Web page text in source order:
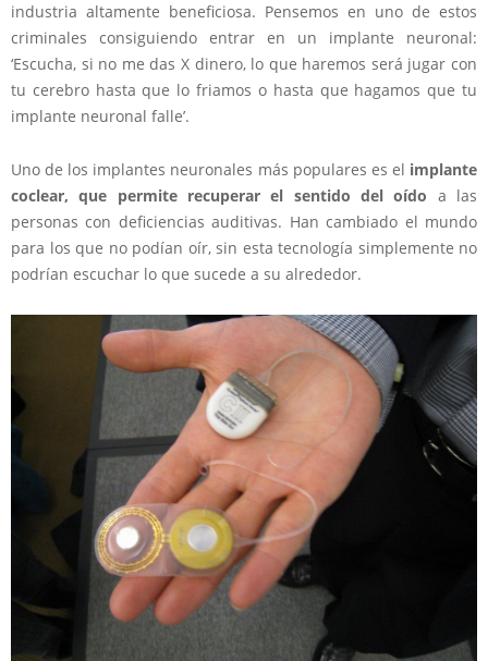
industria altamente beneficiosa. Pensemos en uno de estos
criminales consiguiendo entrar en un implante neuronal:
‘Escucha, si no me das X dinero, lo que haremos será jugar con
tu cerebro hasta que lo friamos o hasta que hagamos que tu
implante neuronal falle’.
Uno de los implantes neuronales más populares es el implante
coclear, que permite recuperar el sentido del oído a las
personas con deficiencias auditivas. Han cambiado el mundo
para los que no podían oír, sin esta tecnología simplemente no
podrían escuchar lo que sucede a su alrededor.